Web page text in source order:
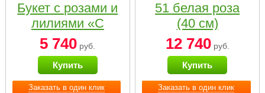
Заказать в один клик
Букет с розами и
лилиями «С
наилучшими
пожеланиями»
5 740 руб.
Купить
Заказать в один клик
51 белая роза
(40 см)
12 740руб.
Купить